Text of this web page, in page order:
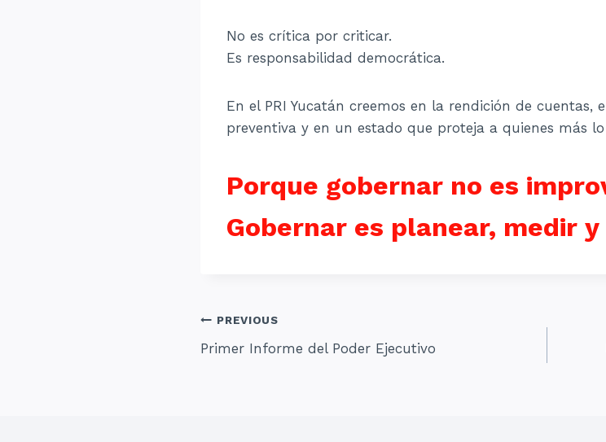
No es crítica por criticar.
Es responsabilidad democrática.
En el PRI Yucatán creemos en la rendición de cuentas,
preventiva y en un estado que proteja a quienes más lo
Porque gobernar no es
Gobernar es planear, medir
Navegación
de
PREVIOUS
Primer Informe del Poder Ejecutivo